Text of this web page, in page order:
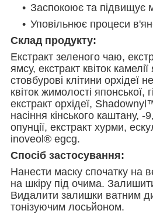
Заспокоює та підвищує
Уповільнює процеси
Склад продукту:
Екстракт зеленого чаю,
ямсу, екстракт квіток камелії
стовбурові клітини орхідеї
квіток жимолості японської,
екстракт орхідеї,
насіння кінського каштану, -
опунції, екстракт хурми,
inoveol® egcg.
Спосіб застосування:
Нанести маску спочатку на
на шкіру під очима.
Видалити залишки ватним
тонізуючим лосьйоном.